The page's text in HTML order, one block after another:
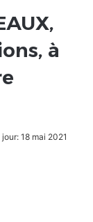
à
18 mai 2021